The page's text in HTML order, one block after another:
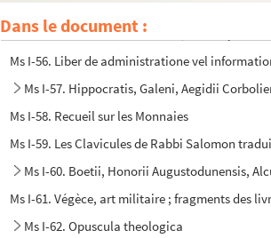
Dans le document :
Ms I-54. Æmilii Macri, Platearii, etc.,
Ms I-55. Recueil de médecine, en français
Ms I-56. Liber de administratione vel
Ms I-57. Hippocratis, Galeni, Aegidii
Ms I-58. Recueil sur les Monnaies
Ms I-59. Les Clavicules de Rabbi Salomon
Ms I-60. Boetii, Honorii Augustodunensis,
Ms I-61. Végèce, art militaire ; fragments des
Ms I-62. Opuscula theologica